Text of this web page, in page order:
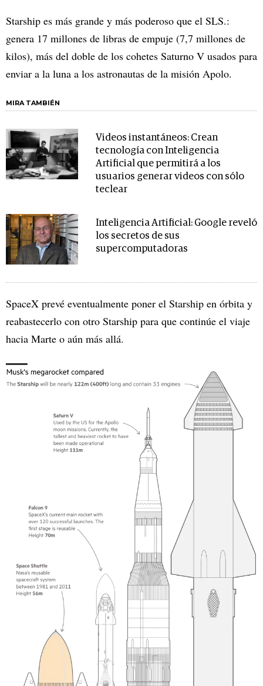
Starship es más grande y más poderoso que el SLS.:
genera 17 millones de libras de empuje (7,7 millones de
kilos), más del doble de los cohetes Saturno V usados para
enviar a la luna a los astronautas de la misión Apolo.
MIRA TAMBIÉN
Videos instantáneos: Crean
tecnología con Inteligencia
Artificial que permitirá a los
usuarios generar videos con sólo
teclear
Inteligencia Artificial: Google reveló
los secretos de sus
supercomputadoras
SpaceX prevé eventualmente poner el Starship en órbita y
reabastecerlo con otro Starship para que continúe el viaje
hacia Marte o aún más allá.